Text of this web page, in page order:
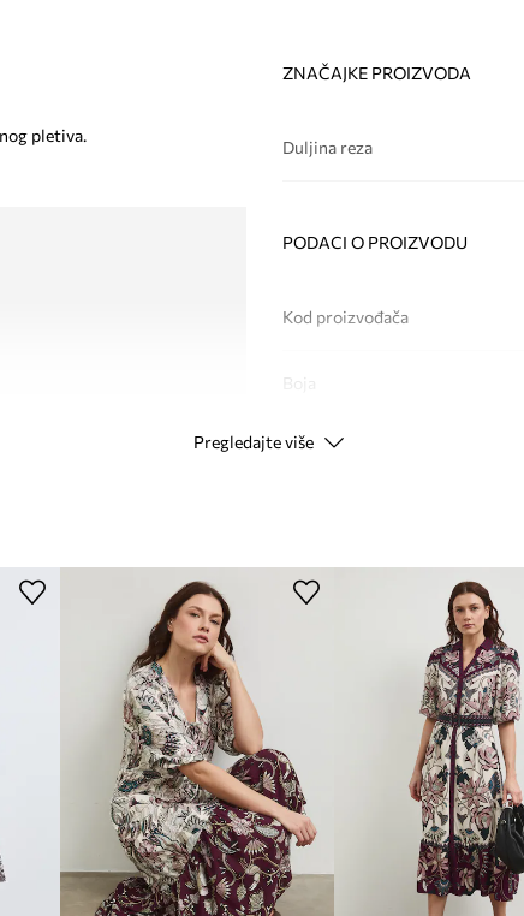
pletiva.
ZNAČAJKE PROIZVODA
Duljina reza
PODACI O PROIZVODU
Kod proizvođača
Modna marka
ID Proizvoda
Pregledajte više